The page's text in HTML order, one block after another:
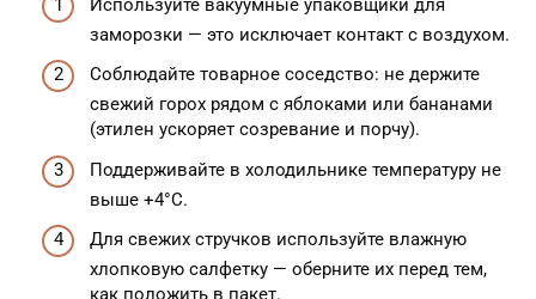
Используйте вакуумные упаковщики для
заморозки — это исключает контакт с воздухом.
Соблюдайте товарное соседство: не держите
свежий горох рядом с яблоками или бананами
(этилен ускоряет созревание и порчу).
Поддерживайте в холодильнике температуру не
выше +4°C.
Для свежих стручков используйте влажную
хлопковую салфетку — оберните их перед тем,
как положить в пакет.